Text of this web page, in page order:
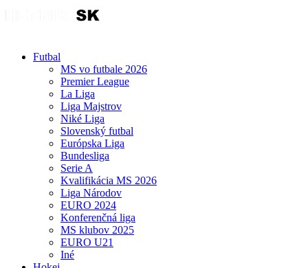
Futbal
MS vo futbale 2026
Premier League
La Liga
Liga Majstrov
Niké Liga
Slovenský futbal
Európska Liga
Bundesliga
Serie A
Kvalifikácia MS 2026
Liga Národov
EURO 2024
Konferenčná liga
MS klubov 2025
EURO U21
Iné